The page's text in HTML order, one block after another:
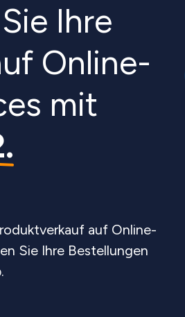
Ihre
Online-
mit
auf Online-
Sie Ihre Bestellungen